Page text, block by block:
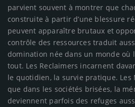
parvient souvent à montrer que
construite à partir d’une blessure
peuvent apparaître brutaux et
contrôle des ressources traduit
domination née dans un monde où
tout. Les Reclaimers incarnent
le quotidien, la survie pratique. Les
que dans les sociétés brisées, la
deviennent parfois des refuges